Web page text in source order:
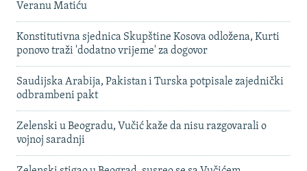
Veranu Matiću
Konstitutivna sjednica Skupštine Kosova odložena, Kurti
ponovo traži 'dodatno vrijeme' za dogovor
Saudijska Arabija, Pakistan i Turska potpisale zajednički
odbrambeni pakt
Zelenski u Beogradu, Vučić kaže da nisu razgovarali o
vojnoj saradnji